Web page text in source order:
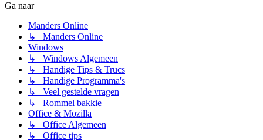
Ga naar
Manders Online
↳ Manders Online
Windows
↳ Windows Algemeen
↳ Handige Tips & Trucs
↳ Handige Programma's
↳ Veel gestelde vragen
↳ Rommel bakkie
Office & Mozilla
↳ Office Algemeen
↳ Office tips